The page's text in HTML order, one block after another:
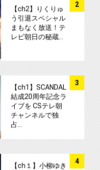
2
【ch2】りくりゅ
う引退スペシャル
まもなく放送！テ
レビ朝日の秘蔵…
3
【ch1】SCANDAL
結成20周年記念ラ
イブを CSテレ朝
チャンネルで独
占…
4
【ch１】小柳ゆき